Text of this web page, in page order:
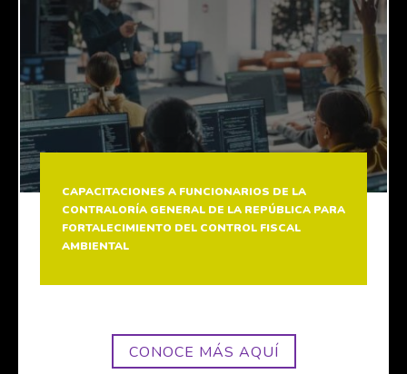
CAPACITACIONES A FUNCIONARIOS DE LA
CONTRALORÍA GENERAL DE LA REPÚBLICA PARA
FORTALECIMIENTO DEL CONTROL FISCAL
AMBIENTAL
CONOCE MÁS AQUÍ